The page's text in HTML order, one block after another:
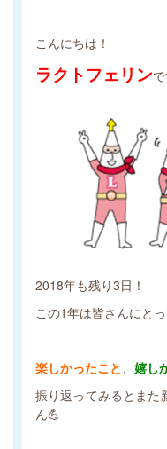
こんにちは！
ラクトフェリン
2018年も残り3日！
この1年は皆さんにと
楽しかったこと 嬉し
振り返ってみるとまた
ん💪